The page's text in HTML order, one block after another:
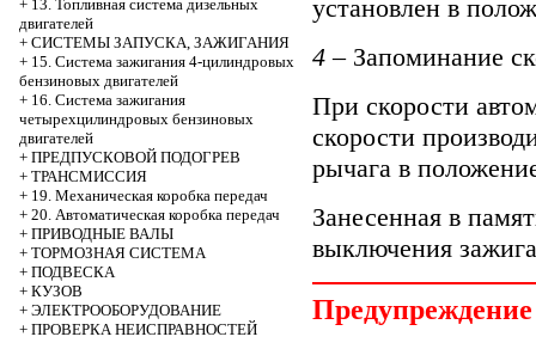
+ 13. Топливная система дизельных
двигателей
+ СИСТЕМЫ ЗАПУСКА, ЗАЖИГАНИЯ
+ 15. Система зажигания 4-цилиндровых
бензиновых двигателей
+ 16. Система зажигания
четырехцилиндровых бензиновых
двигателей
+ ПРЕДПУСКОВОЙ ПОДОГРЕВ
+ ТРАНСМИССИЯ
+ 19. Механическая коробка передач
+ 20. Автоматическая коробка передач
+ ПРИВОДНЫЕ ВАЛЫ
+ ТОРМОЗНАЯ СИСТЕМА
+ ПОДВЕСКА
+ КУЗОВ
+ ЭЛЕКТРООБОРУДОВАНИЕ
+ ПРОВЕРКА НЕИСПРАВНОСТЕЙ
установлен в
4 – Запоминание
При скорости
скорости
рычага в
Занесенная в
выключения
Предупреждение